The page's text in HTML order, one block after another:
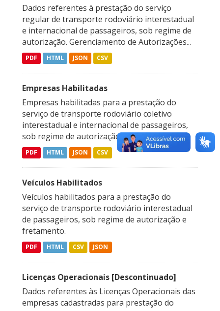
Dados referentes à prestação do serviço
regular de transporte rodoviário interestadual
e internacional de passageiros, sob regime de
autorização. Gerenciamento de Autorizações...
PDF HTML JSON CSV
Empresas Habilitadas
Empresas habilitadas para a prestação do
serviço de transporte rodoviário coletivo
interestadual e internacional de passageiros,
sob regime de autorização e fretamento.
PDF HTML JSON CSV
Veículos Habilitados
Veículos habilitados para a prestação do
serviço de transporte rodoviário interestadual
de passageiros, sob regime de autorização e
fretamento.
PDF HTML CSV JSON
Licenças Operacionais [Descontinuado]
Dados referentes às Licenças Operacionais das
empresas cadastradas para prestação do